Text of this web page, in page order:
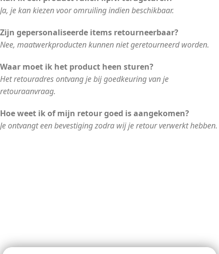
Ja, je kan kiezen voor omruiling indien beschikbaar.
Zijn gepersonaliseerde items retourneerbaar?
Nee, maatwerkproducten kunnen niet geretourneerd worden.
Waar moet ik het product heen sturen?
Het retouradres ontvang je bij goedkeuring van je
retouraanvraag.
Hoe weet ik of mijn retour goed is aangekomen?
Je ontvangt een bevestiging zodra wij je retour verwerkt hebben.